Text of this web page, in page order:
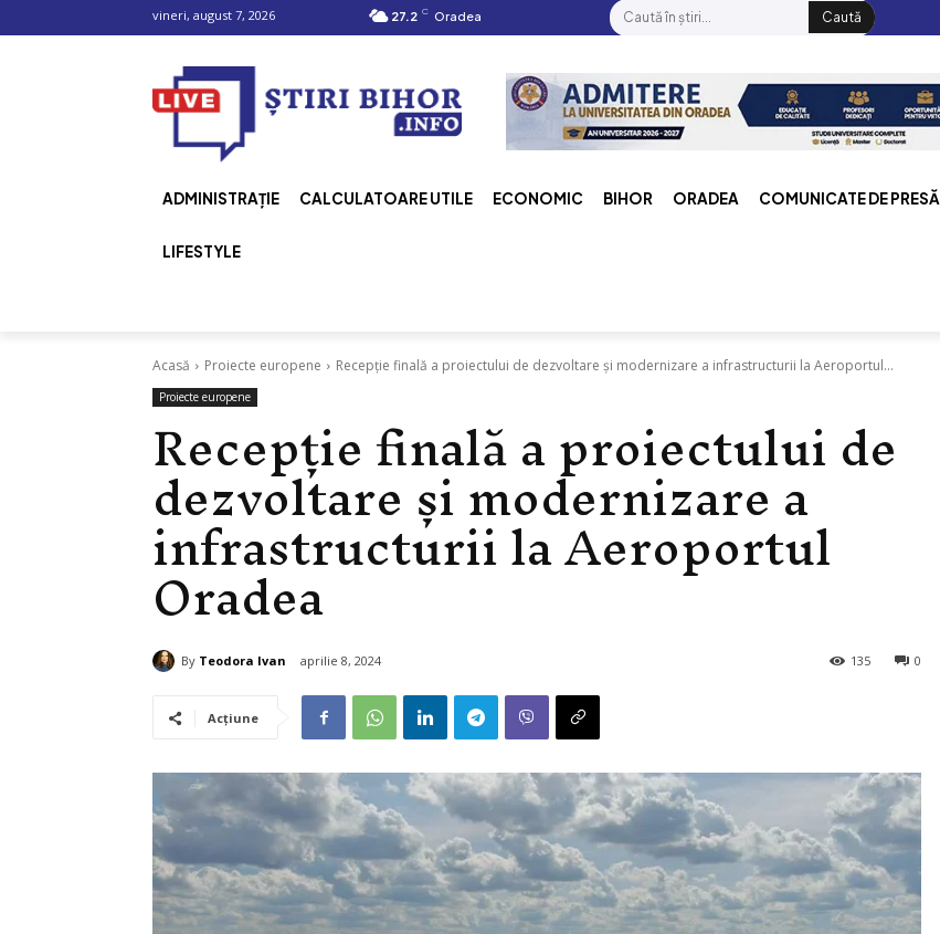
vineri, august 7, 2026 27.2 C Oradea Caută
ADMINISTRAȚIE CALCULATOARE UTILE ECONOMIC BIHOR ORADEA COMUNICATE DE PRESĂ
LIFESTYLE
Acasă Proiecte europene Recepție finală a proiectului de dezvoltare și modernizare a infrastructurii la Aeroportul...
Proiecte europene
Recepție finală a proiectului de
dezvoltare și modernizare a
infrastructurii la Aeroportul
Oradea
By Teodora Ivan aprilie 8, 2024 0
135
Acțiune